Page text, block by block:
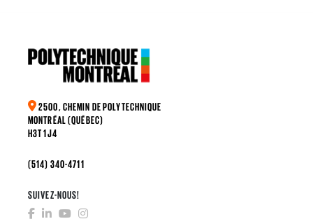
2500, CHEMIN DE POLYTECHNIQUE
MONTRÉAL (QUÉBEC)
H3T 1J4
(514) 340-4711
SUIVEZ-NOUS!